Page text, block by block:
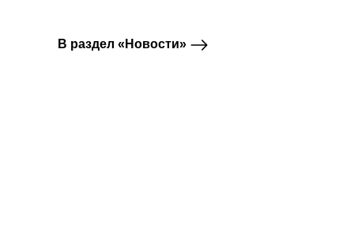
В раздел «Новости»